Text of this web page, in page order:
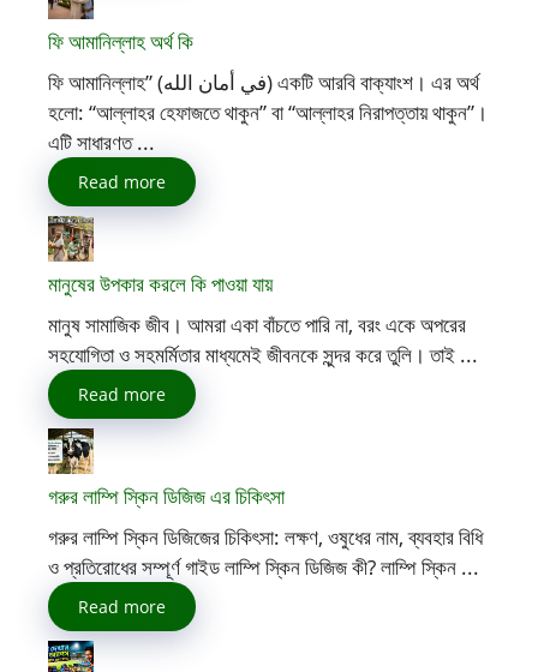
ফি আমানিল্লাহ অর্থ কি
ফি আমানিল্লাহ” (في أمان الله) একটি আরবি বাক্যাংশ। এর অর্থ
হলো: “আল্লাহর হেফাজতে থাকুন” বা “আল্লাহর নিরাপত্তায় থাকুন”।
এটি সাধারণত ...
Read more
মানুষের উপকার করলে কি পাওয়া যায়
মানুষ সামাজিক জীব। আমরা একা বাঁচতে পারি না, বরং একে অপরের
সহযোগিতা ও সহমর্মিতার মাধ্যমেই জীবনকে সুন্দর করে তুলি। তাই ...
Read more
গরুর লাম্পি স্কিন ডিজিজ এর চিকিৎসা
গরুর লাম্পি স্কিন ডিজিজের চিকিৎসা: লক্ষণ, ওষুধের নাম, ব্যবহার বিধি
ও প্রতিরোধের সম্পূর্ণ গাইড লাম্পি স্কিন ডিজিজ কী? লাম্পি স্কিন ...
Read more